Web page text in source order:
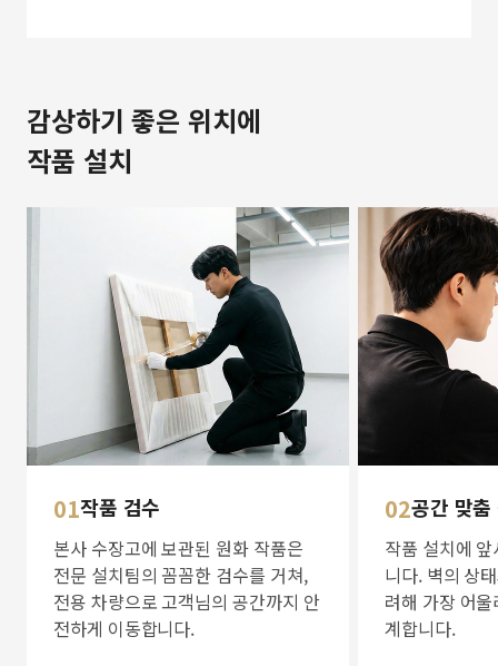
감상하기 좋은 위치에
작품 설치
01작품 검수
본사 수장고에 보관된 원화 작품은
전문 설치팀의 꼼꼼한 검수를 거쳐,
전용 차량으로 고객님의 공간까지 안
전하게 이동합니다.
02공간 맞
작품 설치에
니다. 벽의 상
려해 가장 어
계합니다.